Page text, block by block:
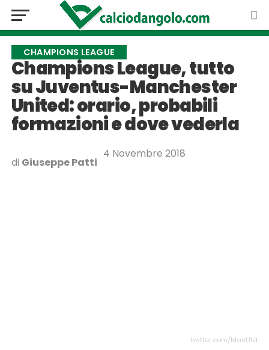
CHAMPIONS LEAGUE
Champions League, tutto
su Juventus-Manchester
United: orario, probabili
formazioni e dove vederla
di Giuseppe Patti
4 Novembre 2018
twitter.com/ManUtd